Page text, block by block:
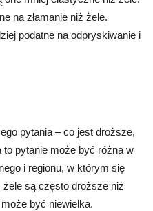
na złamanie niż żele.
podatne na odpryskiwanie i
pytania – co jest droższe,
pytanie może być różna w
i regionu, w którym się
są często droższe niż
być niewielka.